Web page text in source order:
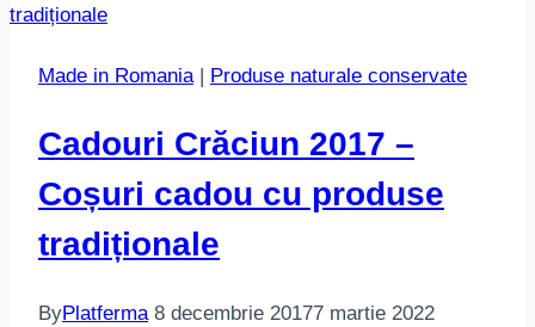
Made in Romania| Produse naturale conservate
Cadouri Crăciun 2017 –
Coșuri cadou cu produse
tradiționale
ByPlatferma 8 decembrie 20177 martie 2022